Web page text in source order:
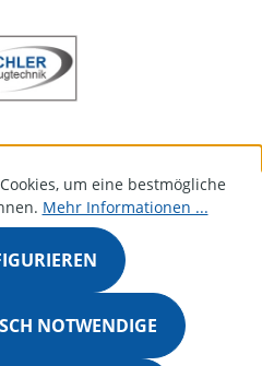
um eine bestmögliche
Mehr Informationen ...
NOTWENDIGE